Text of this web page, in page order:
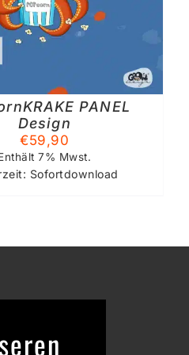
PANEL
Design
€59,90
7% Mwst.
Sofortdownload